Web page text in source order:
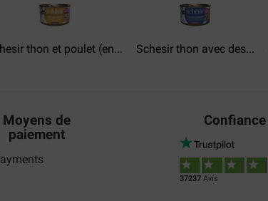
thon et poulet (en... Schesir thon avec des...
Moyens de
paiement
Confiance
37237Avis